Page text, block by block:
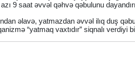
9 saat əvvəl qəhvə qəbulunu
əlavə, yatmazdan əvvəl ilıq duş
“yatmaq vaxtıdır” siqnalı verdiyi